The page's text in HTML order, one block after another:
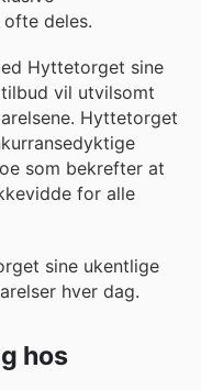
deles.
Hyttetorget sine
vil utvilsomt
Hyttetorget
som bekrefter at
for alle
sine ukentlige
hver dag.
hos